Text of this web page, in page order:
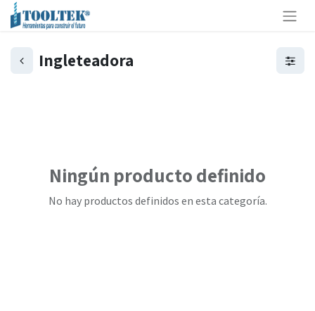
Ingleteadora
Ningún producto definido
No hay productos definidos en esta categoría.